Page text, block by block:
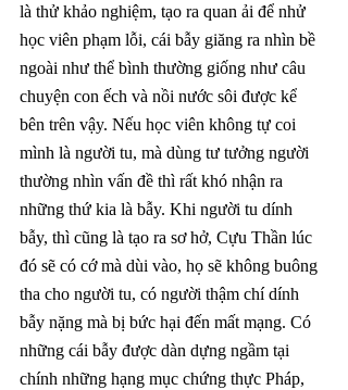
là thử khảo nghiệm, tạo ra quan ải để nhử
học viên phạm lỗi, cái bẫy giăng ra nhìn bề
ngoài như thể bình thường giống như câu
chuyện con ếch và nồi nước sôi được kể
bên trên vậy. Nếu học viên không tự coi
mình là người tu, mà dùng tư tưởng người
thường nhìn vấn đề thì rất khó nhận ra
những thứ kia là bẫy. Khi người tu dính
bẫy, thì cũng là tạo ra sơ hở, Cựu Thần lúc
đó sẽ có cớ mà dùi vào, họ sẽ không buông
tha cho người tu, có người thậm chí dính
bẫy nặng mà bị bức hại đến mất mạng. Có
những cái bẫy được dàn dựng ngầm tại
chính những hạng mục chứng thực Pháp,